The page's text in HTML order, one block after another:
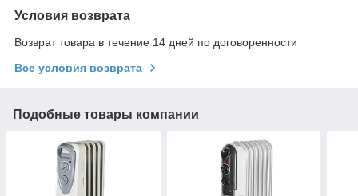
Условия возврата
Возврат товара в течение 14 дней по договоренности
Все условия возврата
Подобные товары компании